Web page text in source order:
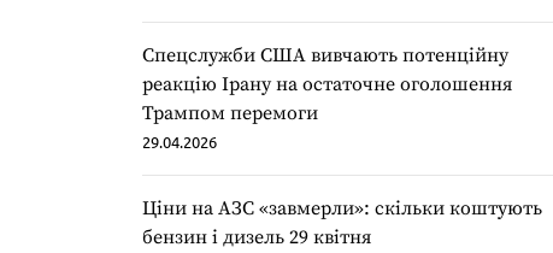
Спецслужби США вивчають потенційну
реакцію Ірану на остаточне оголошення
Трампом перемоги
29.04.2026
Ціни на АЗС «завмерли»: скільки коштують
бензин і дизель 29 квітня